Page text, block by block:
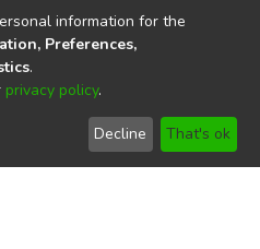
Estatal del Carchi
del Carchi | Acreditada por el
160-SE-33-CACES-2020
information for the
Preferences,
.
privacy policy.
Decline That's ok